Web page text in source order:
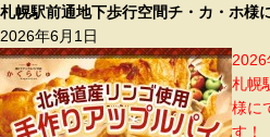
札幌駅前通地下歩行空間チ・カ・ホ様
2026年6月1日
札幌
様に
す！